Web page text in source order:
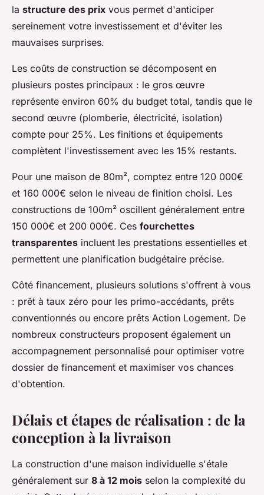
la structure des prix vous permet d'anticiper
sereinement votre investissement et d'éviter les
mauvaises surprises.
Les coûts de construction se décomposent en
plusieurs postes principaux : le gros œuvre
représente environ 60% du budget total, tandis que le
second œuvre (plomberie, électricité, isolation)
compte pour 25%. Les finitions et équipements
complètent l'investissement avec les 15% restants.
Pour une maison de 80m², comptez entre 120 000€
et 160 000€ selon le niveau de finition choisi. Les
constructions de 100m² oscillent généralement entre
150 000€ et 200 000€. Ces fourchettes
transparentes incluent les prestations essentielles et
permettent une planification budgétaire précise.
Côté financement, plusieurs solutions s'offrent à vous
: prêt à taux zéro pour les primo-accédants, prêts
conventionnés ou encore prêts Action Logement. De
nombreux constructeurs proposent également un
accompagnement personnalisé pour optimiser votre
dossier de financement et maximiser vos chances
d'obtention.
Délais et étapes de réalisation : de la
conception à la livraison
La construction d'une maison individuelle s'étale
généralement sur 8 à 12 mois selon la complexité du